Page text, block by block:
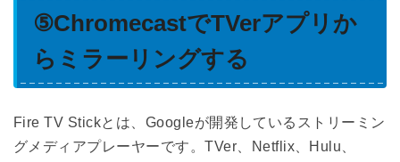
⑤ChromecastでTVerアプリか
らミラーリングする
Fire TV Stickとは、Googleが開発しているストリーミン
グメディアプレーヤーです。TVer、Netflix、Hulu、